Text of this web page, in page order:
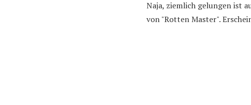
Naja, ziemlich gelungen ist
von "Rotten Master".